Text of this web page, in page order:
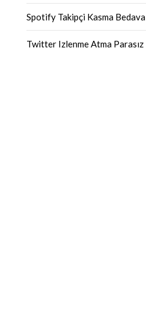
Spotify Takipçi Kasma Bedava
Twitter Izlenme Atma Parasız